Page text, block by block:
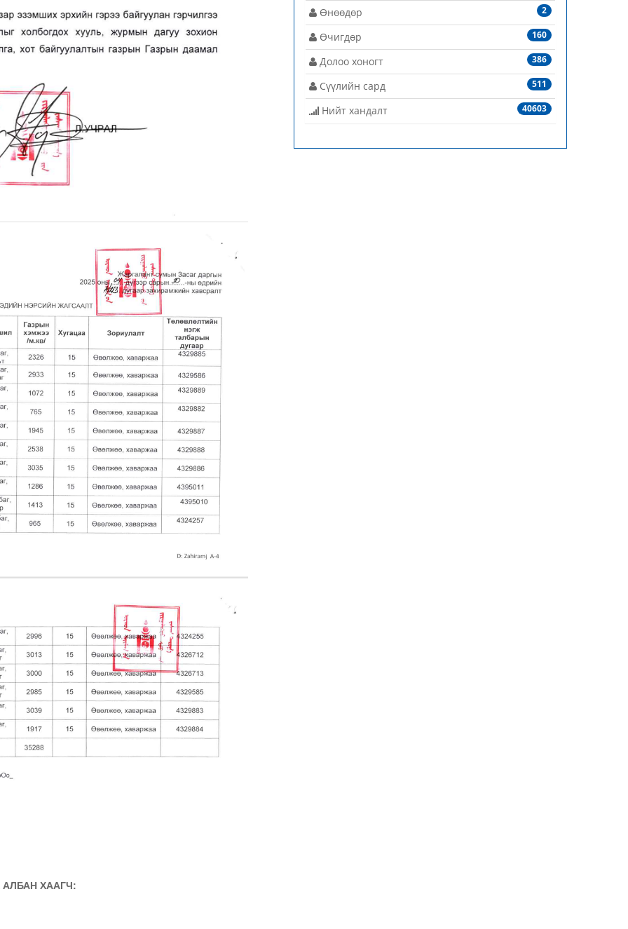
ХААГЧ:
2
Өнөөдөр
160
Өчигдөр
386
Долоо хоногт
511
Сүүлийн сард
40603
Нийт хандалт